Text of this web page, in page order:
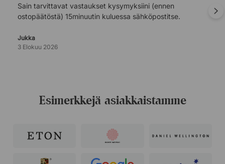
Sain tarvittavat vastaukset kysymyksiini (ennen
ostopäätöstä) 15minuutin kuluessa sähköpostitse.
Jukka
3 Elokuu 2026
Esimerkkejä asiakkaistamme